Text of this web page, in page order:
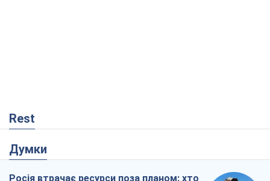
Rest
Думки
Росія втрачає ресурси поза планом: хто